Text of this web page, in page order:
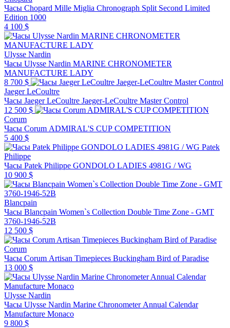
Часы Chopard Mille Miglia Chronograph Split Second Limited
Edition 1000
4 100 $
Ulysse Nardin
Часы Ulysse Nardin MARINE CHRONOMETER
MANUFACTURE LADY
8 700 $
Jaeger LeCoultre
Часы Jaeger LeCoultre Jaeger-LeCoultre Master Control
12 500 $
Corum
Часы Corum ADMIRAL'S CUP COMPETITION
5 400 $
Patek
Philippe
Часы Patek Philippe GONDOLO LADIES 4981G / WG
10 900 $
Blancpain
Часы Blancpain Women`s Collection Double Time Zone - GMT
3760-1946-52B
12 500 $
Corum
Часы Corum Artisan Timepieces Buckingham Bird of Paradise
13 000 $
Ulysse Nardin
Часы Ulysse Nardin Marine Chronometer Annual Calendar
Manufacture Monaco
9 800 $